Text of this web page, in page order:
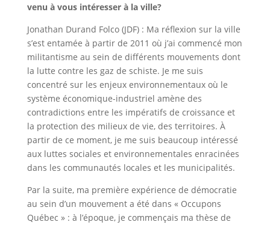
venu à vous intéresser à la ville?
Jonathan Durand Folco (JDF) : Ma réflexion sur la ville
s’est entamée à partir de 2011 où j’ai commencé mon
militantisme au sein de différents mouvements dont
la lutte contre les gaz de schiste. Je me suis
concentré sur les enjeux environnementaux où le
système économique-industriel amène des
contradictions entre les impératifs de croissance et
la protection des milieux de vie, des territoires. À
partir de ce moment, je me suis beaucoup intéressé
aux luttes sociales et environnementales enracinées
dans les communautés locales et les municipalités.
Par la suite, ma première expérience de démocratie
au sein d’un mouvement a été dans « Occupons
Québec » : à l’époque, je commençais ma thèse de